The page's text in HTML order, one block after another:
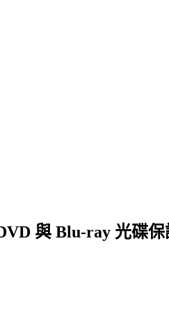
與 Blu-ray 光碟保